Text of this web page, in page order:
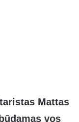
Mattas
vos